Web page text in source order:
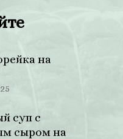
на
суп с
сыром на